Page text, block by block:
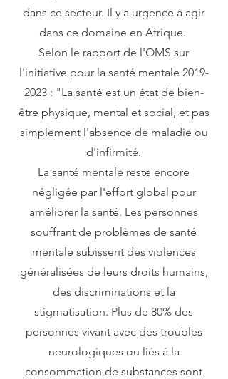
dans ce secteur. Il y a urgence à agir
dans ce domaine en Afrique.
Selon le rapport de l'OMS sur
l'initiative pour la santé mentale 2019-
2023: "La santé est un état de bien-
être physique, mental et social, et pas
simplement l'absence de maladie ou
d'infirmité.
La santé mentale reste encore
négligée par l'effort global pour
améliorer la santé. Les personnes
souffrant de problèmes de santé
mentale subissent des violences
généralisées de leurs droits humains,
des discriminations et la
stigmatisation. Plus de 80% des
personnes vivant avec des troubles
neurologiques ou liés á la
consommation de substances sont